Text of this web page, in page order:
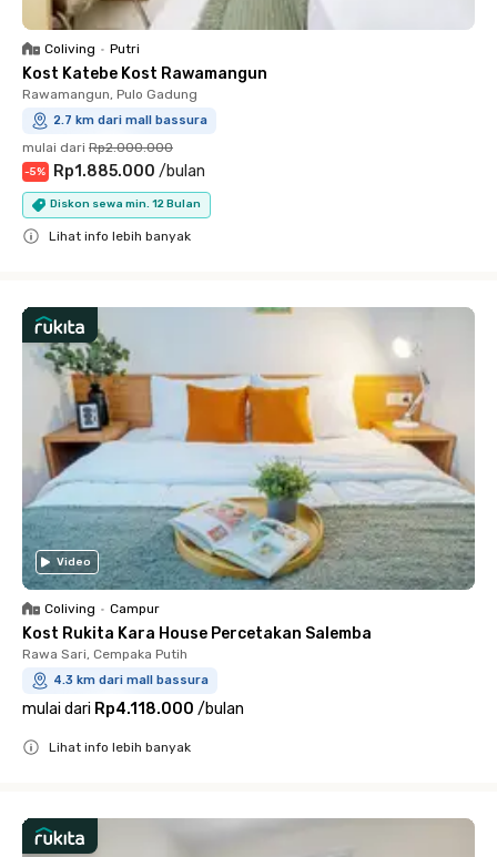
Coliving • Putri
Kost Katebe Kost Rawamangun
Rawamangun, Pulo Gadung
2.7 km dari mall bassura
mulai dari Rp2.000.000
-5% Rp1.885.000 /bulan
Diskon sewa min. 12 Bulan
Lihat info lebih banyak
Video
Coliving • Campur
Kost Rukita Kara House Percetakan Salemba
Rawa Sari, Cempaka Putih
4.3 km dari mall bassura
mulai dari Rp4.118.000 /bulan
Lihat info lebih banyak